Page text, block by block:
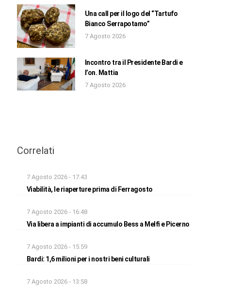
Una call per il logo del “Tartufo
Bianco Serrapotamo”
7 Agosto 2026
Incontro tra il Presidente Bardi e
l’on. Mattia
7 Agosto 2026
Correlati
7 Agosto 2026 - 17:43
Viabilità, le riaperture prima di Ferragosto
7 Agosto 2026 - 16:48
Via libera a impianti di accumulo Bess a Melfi e Picerno
7 Agosto 2026 - 15:59
Bardi: 1,6 milioni per i nostri beni culturali
7 Agosto 2026 - 13:58